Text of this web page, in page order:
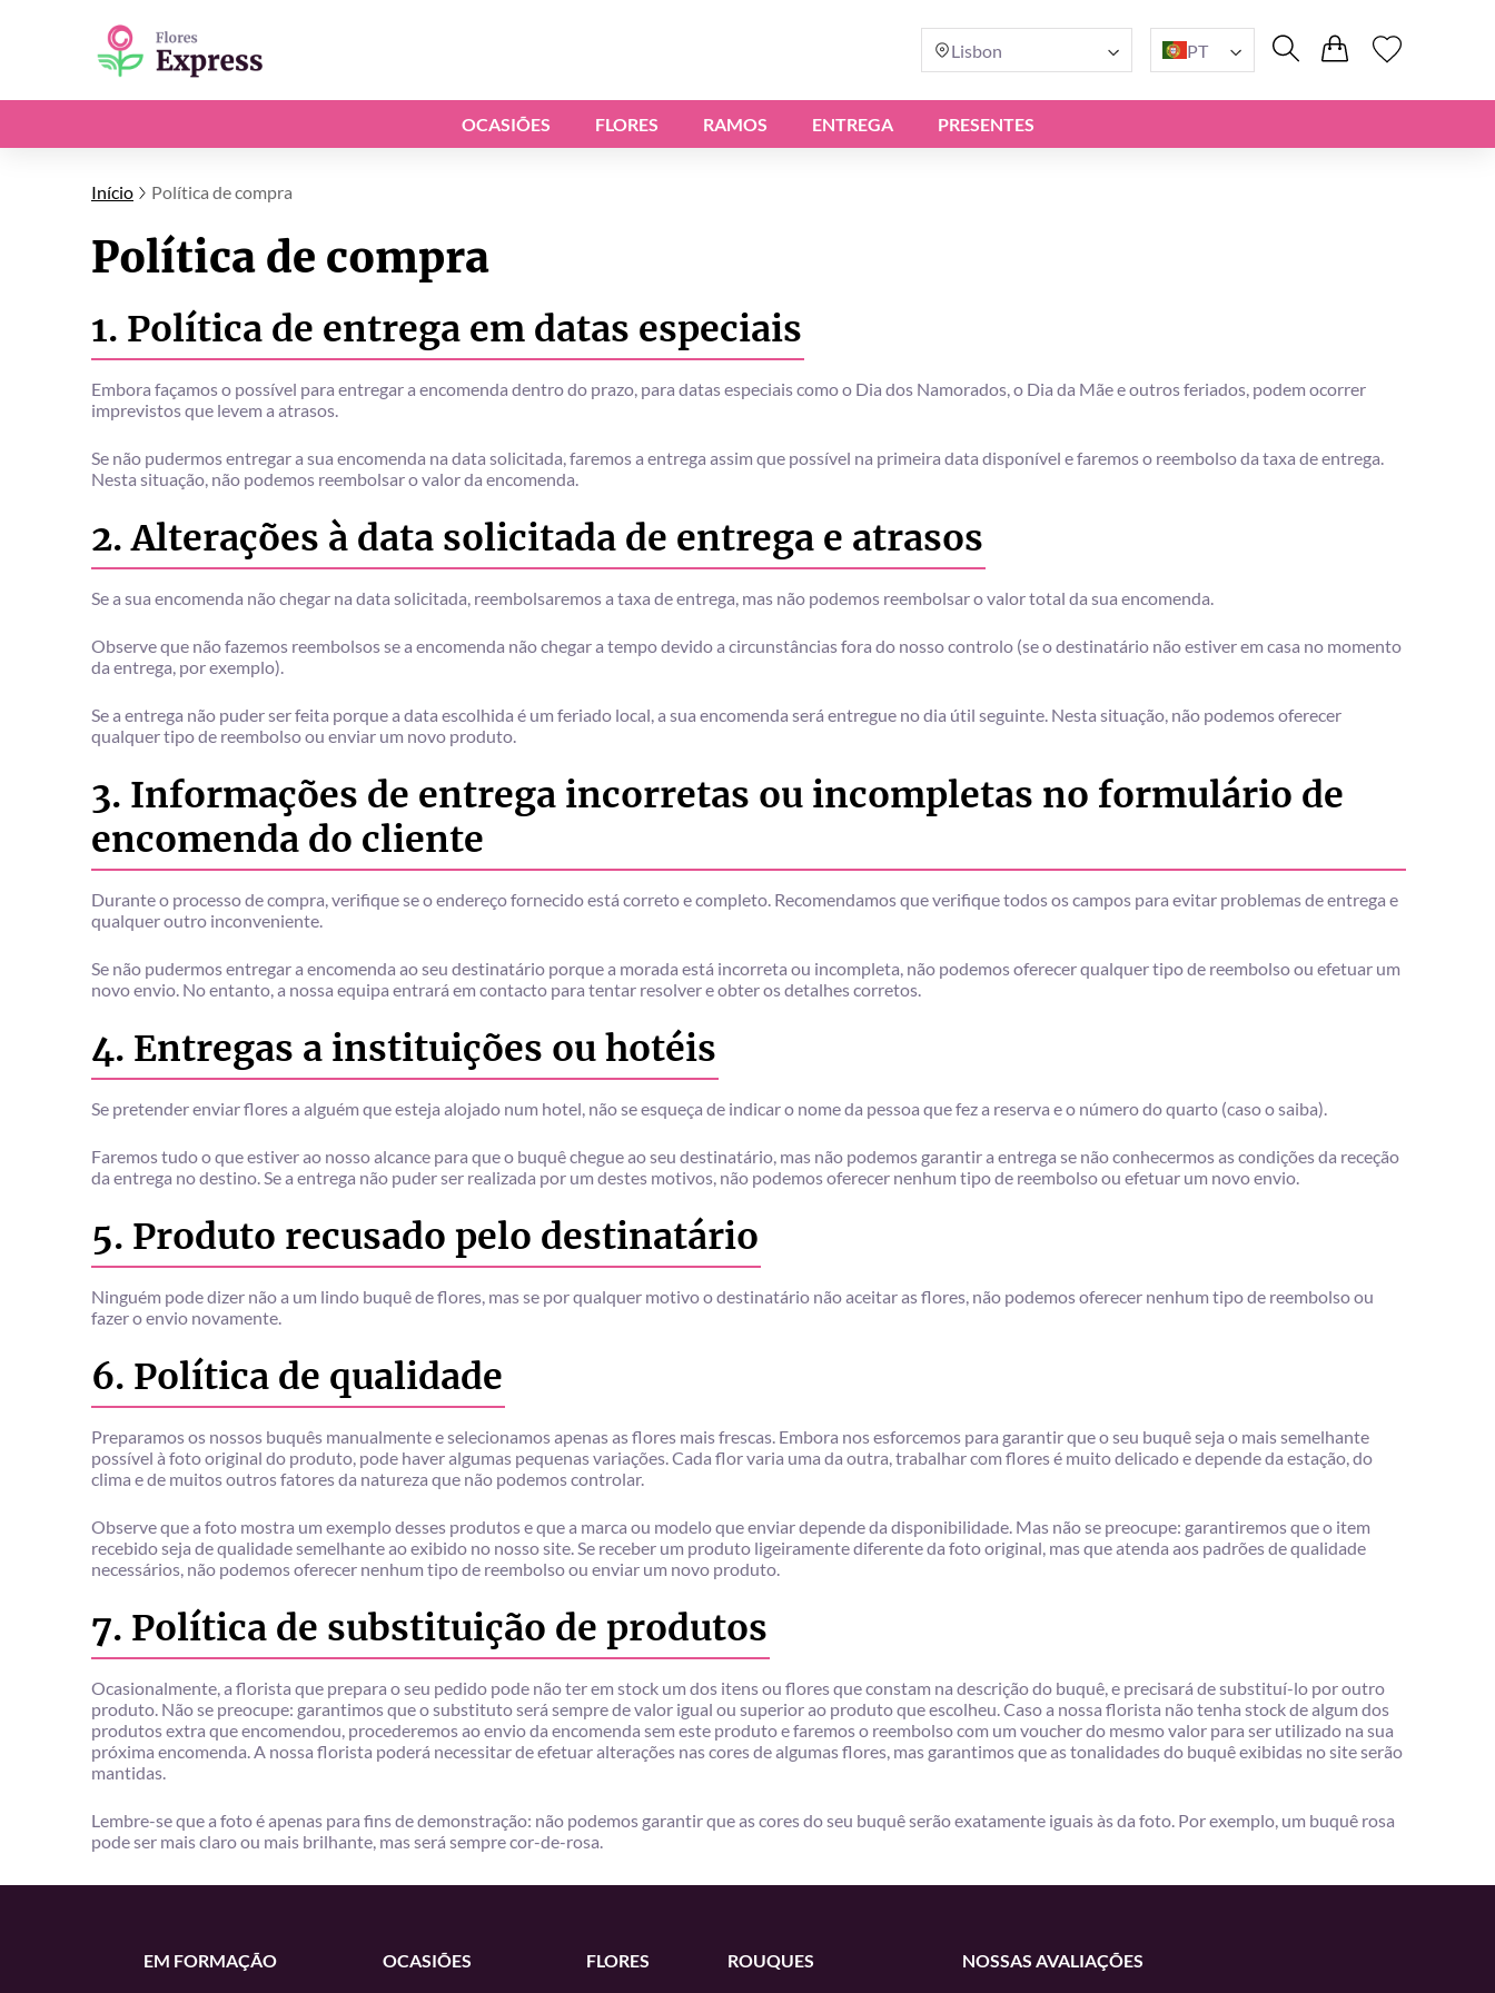
Lisbon PT
OCASIÕES FLORES RAMOS ENTREGA PRESENTES
Início Política de compra
Política de compra
1. Política de entrega em datas especiais
Embora façamos o possível para entregar a encomenda dentro do prazo, para datas especiais como o Dia dos Namorados, o Dia da Mãe e outros feriados, podem ocorrer
imprevistos que levem a atrasos.
Se não pudermos entregar a sua encomenda na data solicitada, faremos a entrega assim que possível na primeira data disponível e faremos o reembolso da taxa de entrega.
Nesta situação, não podemos reembolsar o valor da encomenda.
2. Alterações à data solicitada de entrega e atrasos
Se a sua encomenda não chegar na data solicitada, reembolsaremos a taxa de entrega, mas não podemos reembolsar o valor total da sua encomenda.
Observe que não fazemos reembolsos se a encomenda não chegar a tempo devido a circunstâncias fora do nosso controlo (se o destinatário não estiver em casa no momento
da entrega, por exemplo).
Se a entrega não puder ser feita porque a data escolhida é um feriado local, a sua encomenda será entregue no dia útil seguinte. Nesta situação, não podemos oferecer
qualquer tipo de reembolso ou enviar um novo produto.
3. Informações de entrega incorretas ou incompletas no formulário de
encomenda do cliente
Durante o processo de compra, verifique se o endereço fornecido está correto e completo. Recomendamos que verifique todos os campos para evitar problemas de entrega e
qualquer outro inconveniente.
Se não pudermos entregar a encomenda ao seu destinatário porque a morada está incorreta ou incompleta, não podemos oferecer qualquer tipo de reembolso ou efetuar um
novo envio. No entanto, a nossa equipa entrará em contacto para tentar resolver e obter os detalhes corretos.
4. Entregas a instituições ou hotéis
Se pretender enviar flores a alguém que esteja alojado num hotel, não se esqueça de indicar o nome da pessoa que fez a reserva e o número do quarto (caso o saiba).
Faremos tudo o que estiver ao nosso alcance para que o buquê chegue ao seu destinatário, mas não podemos garantir a entrega se não conhecermos as condições da receção
da entrega no destino. Se a entrega não puder ser realizada por um destes motivos, não podemos oferecer nenhum tipo de reembolso ou efetuar um novo envio.
5. Produto recusado pelo destinatário
Ninguém pode dizer não a um lindo buquê de flores, mas se por qualquer motivo o destinatário não aceitar as flores, não podemos oferecer nenhum tipo de reembolso ou
fazer o envio novamente.
6. Política de qualidade
Preparamos os nossos buquês manualmente e selecionamos apenas as flores mais frescas. Embora nos esforcemos para garantir que o seu buquê seja o mais semelhante
possível à foto original do produto, pode haver algumas pequenas variações. Cada flor varia uma da outra, trabalhar com flores é muito delicado e depende da estação, do
clima e de muitos outros fatores da natureza que não podemos controlar.
Observe que a foto mostra um exemplo desses produtos e que a marca ou modelo que enviar depende da disponibilidade. Mas não se preocupe: garantiremos que o item
recebido seja de qualidade semelhante ao exibido no nosso site. Se receber um produto ligeiramente diferente da foto original, mas que atenda aos padrões de qualidade
necessários, não podemos oferecer nenhum tipo de reembolso ou enviar um novo produto.
7. Política de substituição de produtos
Ocasionalmente, a florista que prepara o seu pedido pode não ter em stock um dos itens ou flores que constam na descrição do buquê, e precisará de substituí-lo por outro
produto. Não se preocupe: garantimos que o substituto será sempre de valor igual ou superior ao produto que escolheu. Caso a nossa florista não tenha stock de algum dos
produtos extra que encomendou, procederemos ao envio da encomenda sem este produto e faremos o reembolso com um voucher do mesmo valor para ser utilizado na sua
próxima encomenda. A nossa florista poderá necessitar de efetuar alterações nas cores de algumas flores, mas garantimos que as tonalidades do buquê exibidas no site serão
mantidas.
Lembre-se que a foto é apenas para fins de demonstração: não podemos garantir que as cores do seu buquê serão exatamente iguais às da foto. Por exemplo, um buquê rosa
pode ser mais claro ou mais brilhante, mas será sempre cor-de-rosa.
EM FORMAÇÃO OCASIÕES FLORES ROUQUES NOSSAS AVALIAÇÕES